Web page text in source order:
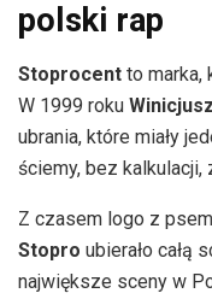
polski rap
Stoprocent to marka,
W 1999 roku
ubrania, które miały
ściemy, bez kalkulacji,
Z czasem logo z
Stopro ubierało całą
największe sceny w